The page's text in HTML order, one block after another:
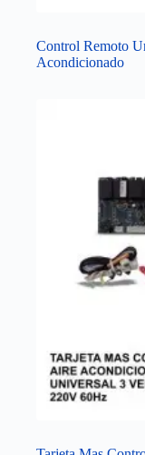
Control Remoto
Acondicionado